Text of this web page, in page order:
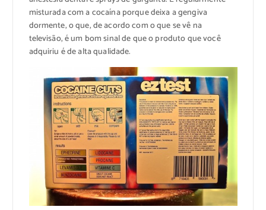
misturada com a cocaína porque deixa a gengiva
dormente, o que, de acordo com o que se vê na
televisão, é um bom sinal de que o produto que você
adquiriu é de alta qualidade.